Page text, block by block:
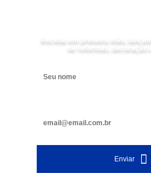
Receba em primeira mão,
de reformas, decoração
Enviar